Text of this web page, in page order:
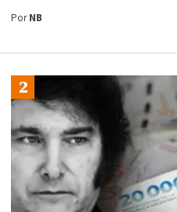
PorNB